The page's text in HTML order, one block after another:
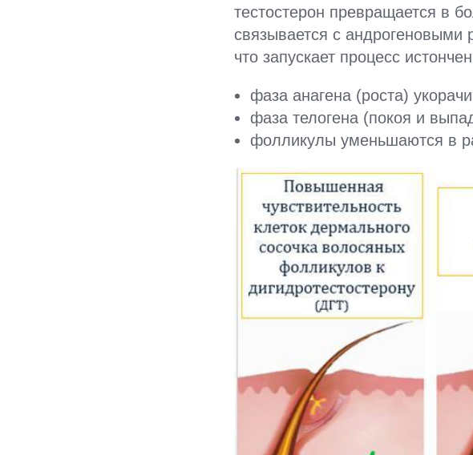
тестостерон превращается в
связывается с андрогеновыми
что запускает процесс
фаза анагена (роста)
фаза телогена (покоя и
фолликулы уменьшаются в